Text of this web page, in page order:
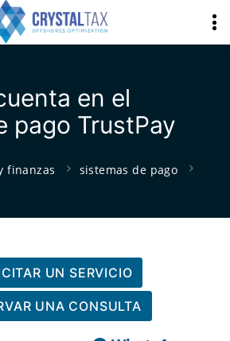
en el
pago TrustPay
finanzas
sistemas de pago
UN SERVICIO
UNA CONSULTA